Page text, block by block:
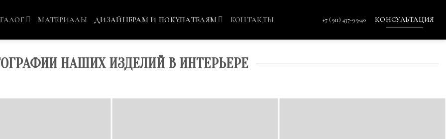
МАТЕРИАЛЫ ДИЗАЙНЕРАМ И ПОКУПАТЕЛЯМ КОНТАКТЫ +7 (911) 437-99-40 КОНСУЛЬТАЦИЯ
НАШИХ ИЗДЕЛИЙ В ИНТЕРЬЕРЕ